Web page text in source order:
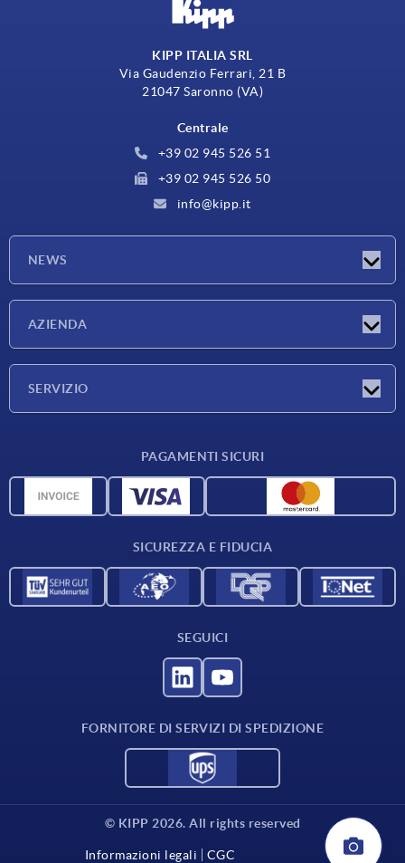
KIPP ITALIA SRL
Via Gaudenzio Ferrari, 21 B
21047 Saronno (VA)
Centrale
+39 02 945 526 51
+39 02 945 526 50
info@kipp.it
NEWS
AZIENDA
SERVIZIO
Dati CAD
PAGAMENTI SICURI
SICUREZZA E FIDUCIA
SEGUICI
FORNITORE DI SERVIZI DI SPEDIZIONE
© KIPP 2026. All rights reserved
Informazioni legali CGC